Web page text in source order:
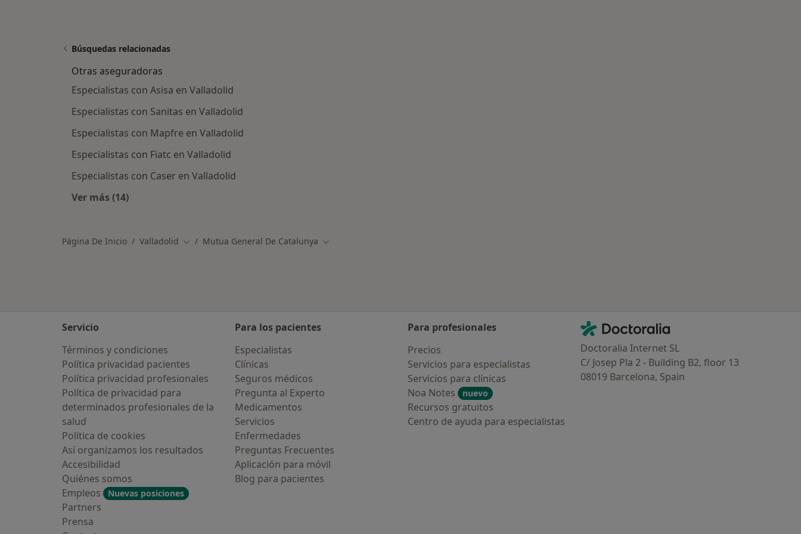
Búsquedas relacionadas
Otras aseguradoras
Especialistas con Asisa en Valladolid
Especialistas con Sanitas en Valladolid
Especialistas con Mapfre en Valladolid
Especialistas con Fiatc en Valladolid
Especialistas con Caser en Valladolid
Ver más (14)
Página De Inicio Valladolid Cambiar de ciudad
Mutua General De Catalunya Cambiar de ciudad
Servicio
Términos y condiciones
Política privacidad pacientes
Política privacidad profesionales
Política de privacidad para
determinados profesionales de la
salud
Política de cookies
Así organizamos los resultados
Accesibilidad
Quiénes somos
Empleos
Nuevas posiciones
Partners
Prensa
Para los pacientes
Especialistas
Clínicas
Seguros médicos
Pregunta al Experto
Medicamentos
Servicios
Enfermedades
Preguntas Frecuentes
Aplicación para móvil
Blog para pacientes
Para profesionales
Precios
Servicios para especialistas
Servicios para clínicas
Noa Notes
nuevo
Recursos gratuitos
Centro de ayuda para especialistas
Contacto
Doctoralia - Página de inicio
Doctoralia Internet SL
C/ Josep Pla 2 - Building B2, floor 13
08019 Barcelona, Spain